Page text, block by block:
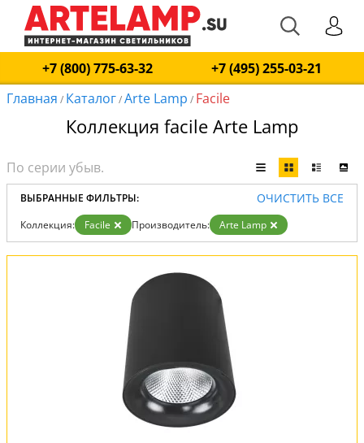
+7 (800) 775-63-32
+7 (495) 255-03-21
Главная / Каталог/Arte Lamp / Facile
Коллекция facile Arte Lamp
ВЫБРАННЫЕ ФИЛЬТРЫ: ОЧИСТИТЬ ВСЕ
Коллекция: Facile Производитель: Arte Lamp